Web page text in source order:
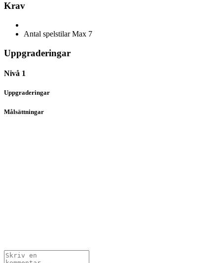
Krav
Antal spelstilarMax 7
Uppgraderingar
Nivå 1
Uppgraderingar
Målsättningar